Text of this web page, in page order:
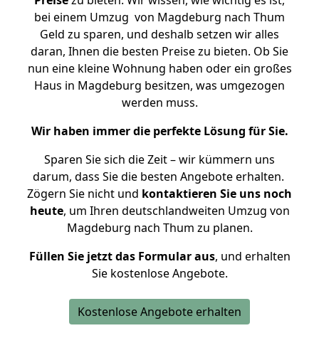
bei einem Umzug von Magdeburg nach Thum
Geld zu sparen, und deshalb setzen wir alles
daran, Ihnen die besten Preise zu bieten. Ob Sie
nun eine kleine Wohnung haben oder ein großes
Haus in Magdeburg besitzen, was umgezogen
werden muss.
Wir haben immer die perfekte Lösung für Sie.
Sparen Sie sich die Zeit – wir kümmern uns
darum, dass Sie die besten Angebote erhalten.
Zögern Sie nicht und kontaktieren Sie uns noch
heute, um Ihren deutschlandweiten Umzug von
Magdeburg nach Thum zu planen.
Füllen Sie jetzt das Formular aus, und erhalten
Sie kostenlose Angebote.
Kostenlose Angebote erhalten